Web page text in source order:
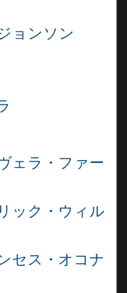
ョンソン
ェラ・ファー
ック・ウィル
セス・オコナ